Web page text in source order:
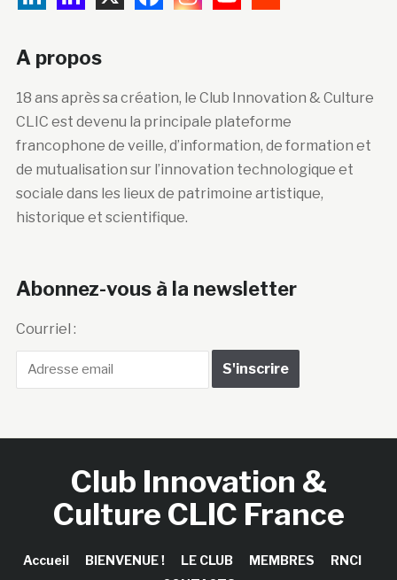
A propos
18 ans après sa création, le Club Innovation & Culture
CLIC est devenu la principale plateforme
francophone de veille, d’information, de formation et
de mutualisation sur l’innovation technologique et
sociale dans les lieux de patrimoine artistique,
historique et scientifique.
Abonnez-vous à la newsletter
Courriel :
Club Innovation &
Culture CLIC France
Accueil BIENVENUE ! LE CLUB MEMBRES
RNCI